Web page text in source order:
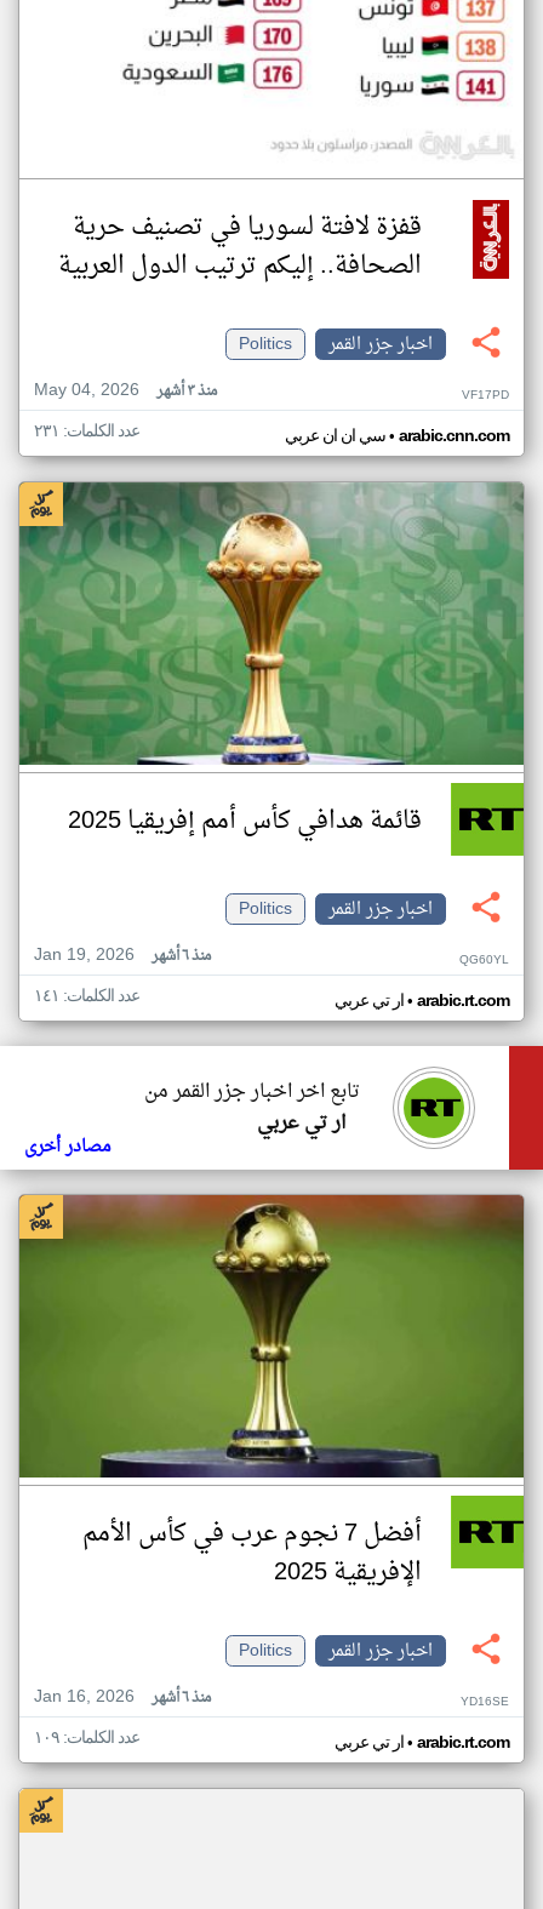
قفزة لافتة لسوريا في تصنيف حرية
الصحافة.. إليكم ترتيب الدول العربية
اخبار جزر القمر
Politics
May 04, 2026
منذ ٣ أشهر VF17PD
سي ان ان عربي• arabic.cnn.com عدد الكلمات: ٢٣١
قائمة هدافي كأس أمم إفريقيا 2025
اخبار جزر القمر
Politics
Jan 19, 2026
منذ ٦ أشهر QG60YL
ار تي عربي• arabic.rt.com عدد الكلمات: ١٤١
تابع اخر اخبار جزر القمر من
ار تي عربي
مصادر أخرى
أفضل 7 نجوم عرب في كأس الأمم
الإفريقية 2025
اخبار جزر القمر
Politics
Jan 16, 2026
منذ ٦ أشهر YD16SE
ار تي عربي• arabic.rt.com عدد الكلمات: ١٠٩